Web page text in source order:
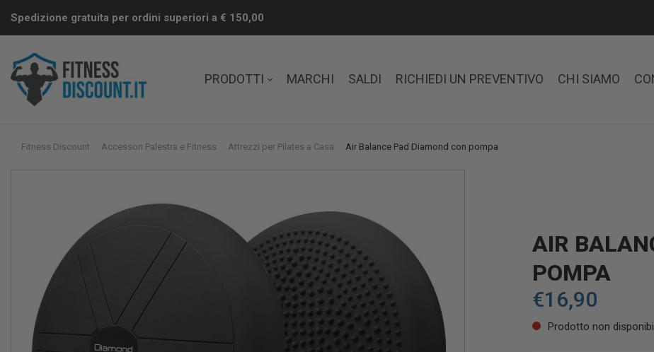
Spedizione gratuita per ordini superiori a € 150,00
PRODOTTI MARCHI SALDI RICHIEDI UN PREVENTIVO CHI SIAMO
Fitness Discount Accessori Palestra e Fitness Attrezzi per Pilates a Casa Air Balance Pad Diamond con pompa
AIR
POMPA
€16,90
Prodotto non